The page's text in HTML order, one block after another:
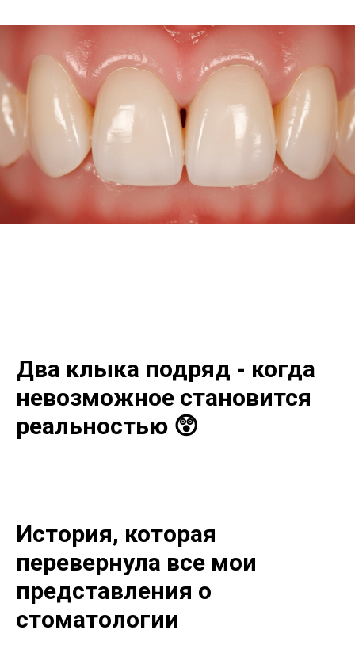
Два клыка подряд - когда
невозможное становится
реальностью 😲
История, которая
перевернула все мои
представления о
стоматологии